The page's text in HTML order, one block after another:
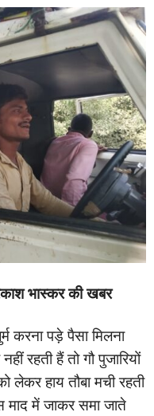
भास्कर की खबर
करना पड़े पैसा मिलना
रहती हैं तो गौ पुजारियों
हाय तौबा मची रहती
में जाकर समा जाते